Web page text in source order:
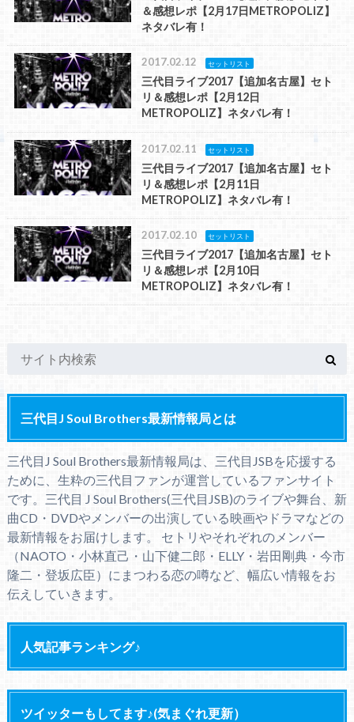
＆感想レポ【2月17日METROPOLIZ】
ネタバレ有！
2017.02.12 セットリスト
三代目ライブ2017【追加名古屋】セト
リ＆感想レポ【2月12日
METROPOLIZ】ネタバレ有！
2017.02.11 セットリスト
三代目ライブ2017【追加名古屋】セト
リ＆感想レポ【2月11日
METROPOLIZ】ネタバレ有！
2017.02.10 セットリスト
三代目ライブ2017【追加名古屋】セト
リ＆感想レポ【2月10日
METROPOLIZ】ネタバレ有！
三代目J Soul Brothers最新情報局とは
三代目J Soul Brothers最新情報局は、三代目JSBを応援する
ために、生粋の三代目ファンが運営しているファンサイト
です。三代目 J Soul Brothers(三代目JSB)のライブや舞台、新
曲CD・DVDやメンバーの出演している映画やドラマなどの
最新情報をお届けします。 セトリやそれぞれのメンバー
（NAOTO・小林直己・山下健二郎・ELLY・岩田剛典・今市
隆二・登坂広臣）にまつわる恋の噂など、幅広い情報をお
伝えしていきます。
人気記事ランキング♪
ツイッターもしてます♪(気まぐれ更新）